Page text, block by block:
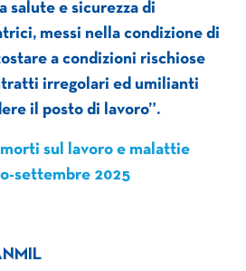
salute e sicurezza di
messi nella condizione di
a condizioni rischiose
irregolari ed umilianti
il posto di lavoro”.
sul lavoro e malattie
settembre 2025